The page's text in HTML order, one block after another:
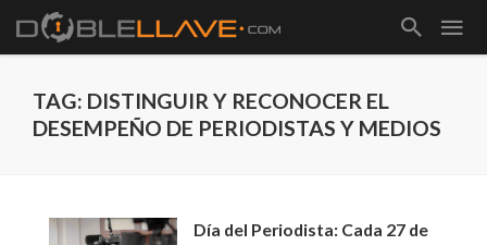
TAG: DISTINGUIR Y RECONOCER EL
DESEMPEÑO DE PERIODISTAS Y MEDIOS
Día del Periodista: Cada 27 de